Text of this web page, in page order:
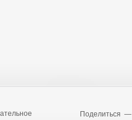
Поделиться —